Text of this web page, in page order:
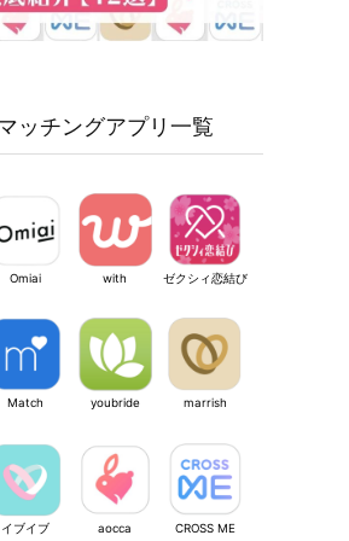
ッチングアプリ一覧
Omiai with ゼクシィ恋結び
Match youbride marrish
イブイブ aocca CROSS ME